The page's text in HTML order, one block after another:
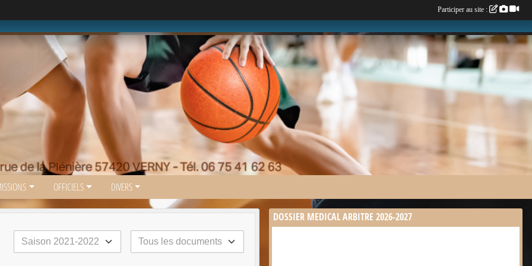
OFFICIELS DIVERS
DOSSIER MEDICAL ARBITRE 2026-2027
Participer au site :